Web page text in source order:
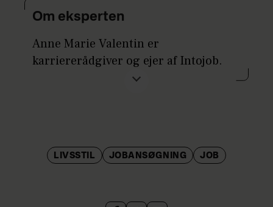
Om eksperten
Anne Marie Valentin er
karriererådgiver og ejer af Intojob.
Hjælper kvinder videre i karrieren,
virksomheder med at opsige
medarbejdere. Hendes motto er: "Dit
jobsøgning påIntojob.dk
LIVSSTIL JOBANSØGNING JOB